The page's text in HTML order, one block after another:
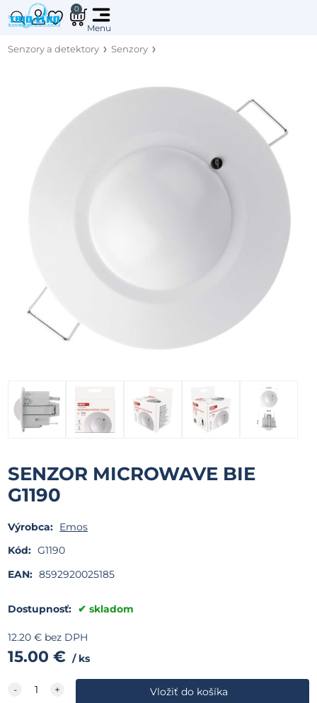
0
Senzory a detektory Senzory
SENZOR MICROWAVE BIE
G1190
Výrobca: Emos
Kód: G1190
EAN: 8592920025185
Dostupnosť: skladom
12.20 € bez DPH
15.00 € ks